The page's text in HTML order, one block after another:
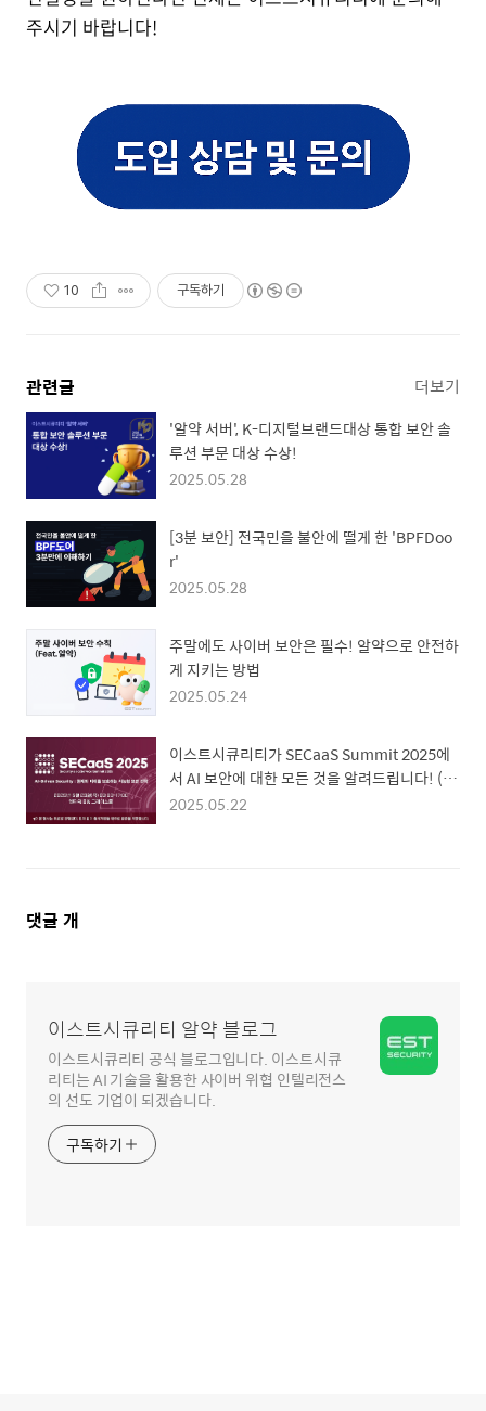
주시기 바랍니다!
10 구독하기
관련글 더보기
'알약 서버', K-디지털브랜드대상 통합 보안 솔
루션 부문 대상 수상!
2025.05.28
[3분 보안] 전국민을 불안에 떨게 한 'BPFDoo
r'
2025.05.28
주말에도 사이버 보안은 필수! 알약으로 안전하
게 지키는 방법
2025.05.24
이스트시큐리티가 SECaaS Summit 2025에
서 AI 보안에 대한 모든 것을 알려드립니다! (5/
29)
2025.05.22
댓
댓글 개
이스트시큐리티 알약 블로그
이스트시큐리티 공식 블로그입니다. 이스트시큐
리티는 AI 기술을 활용한 사이버 위협 인텔리전스
의 선도 기업이 되겠습니다.
구독하기